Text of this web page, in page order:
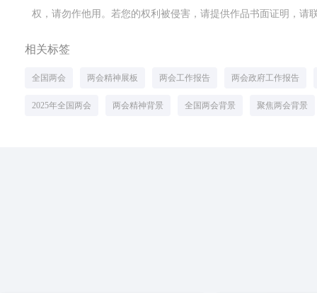
权，请勿作他用。若您的权利被侵害，请提供作品书面证明，请
相关标签
全国两会 两会精神展板 两会工作报告 两会政府工作报告
2025年全国两会 两会精神背景 全国两会背景 聚焦两会背景